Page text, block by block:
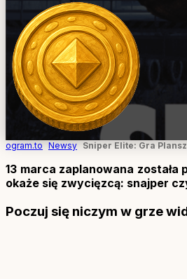
ogram.to Newsy Sniper Elite: Gra
13 marca zaplanowana
okaże się zwycięzcą: snajper
Poczuj się niczym w grze